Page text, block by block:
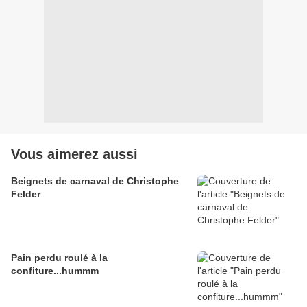
Vous aimerez aussi
Beignets de carnaval de Christophe
Felder
Pain perdu roulé à la
confiture...hummm